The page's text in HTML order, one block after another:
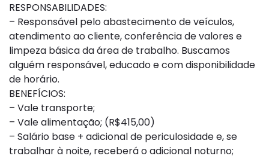
RESPONSABILIDADES:
– Responsável pelo abastecimento de veículos,
atendimento ao cliente, conferência de valores e
limpeza básica da área de trabalho. Buscamos
alguém responsável, educado e com disponibilidade
de horário.
BENEFÍCIOS:
– Vale transporte;
– Vale alimentação; (R$415,00)
– Salário base + adicional de periculosidade e, se
trabalhar à noite, receberá o adicional noturno;